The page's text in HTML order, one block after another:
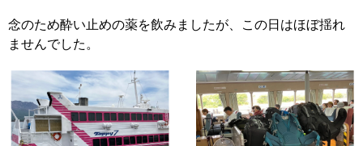
念のため酔い止めの薬を飲みましたが、この日はほぼ揺れ
ませんでした。